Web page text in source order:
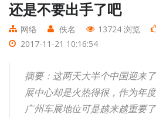
还是不要出手了吧
网络 佚名 13724 浏览
2017-11-21 10:16:54
摘要：这两天大半个中国迎来
展中心却是火热得很，作为年
广州车展地位可是越来越重要